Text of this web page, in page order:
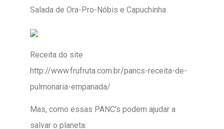
Salada de Ora-Pro-Nóbis e Capuchinha
Receita do site
http://www.frufruta.com.br/pancs-receita-de-
pulmonaria-empanada/
Mas, como essas PANC’s podem ajudar a
salvar o planeta: